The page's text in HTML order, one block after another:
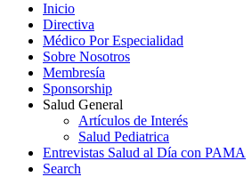
Inicio
Directiva
Médico Por Especialidad
Sobre Nosotros
Membresía
Sponsorship
Salud General
Artículos de Interés
Salud Pediatrica
Entrevistas Salud al Día con PAMA
Search